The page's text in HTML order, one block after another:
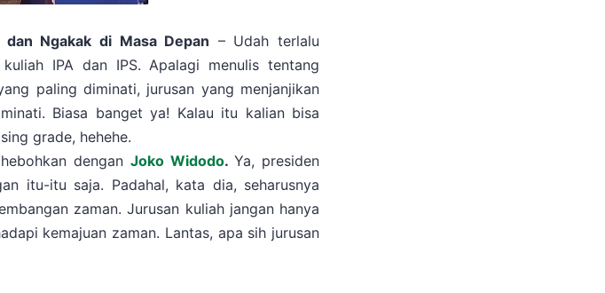
Ngakak di Masa Depan – Udah terlalu
IPA dan IPS. Apalagi menulis tentang
paling diminati, jurusan yang menjanjikan
Biasa banget ya! Kalau itu kalian bisa
grade, hehehe.
dengan Joko Widodo. Ya, presiden
itu-itu saja. Padahal, kata dia, seharusnya
zaman. Jurusan kuliah jangan hanya
kemajuan zaman. Lantas, apa sih jurusan